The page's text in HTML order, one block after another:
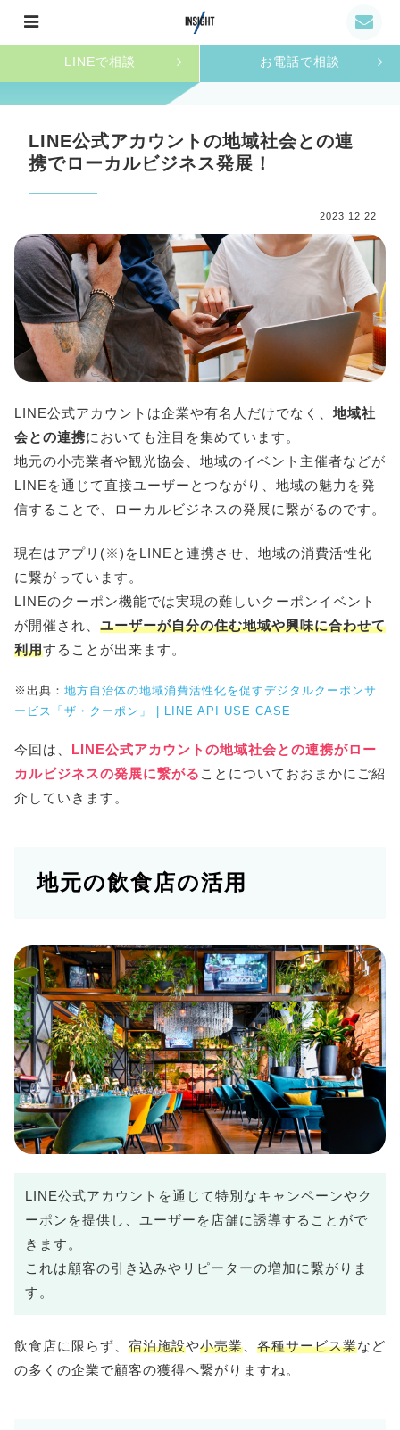
LINEで相談 お電話で相談
LINE公式アカウントの地域社会との連
携でローカルビジネス発展！
2023.12.22
LINE公式アカウントは企業や有名人だけでなく、 地域社
会との連携においても注目を集めています。
地元の小売業者や観光協会、地域のイベント主催者などが
LINEを通じて直接ユーザーとつながり、地域の魅力を発
信することで、ローカルビジネスの発展に繋がるのです。
現在はアプリ(※)をLINEと連携させ、地域の消費活性化
に繋がっています。
LINEのクーポン機能では実現の難しいクーポンイベント
が開催され、 ユーザーが自分の住む地域や興味に合わせて
利用することが出来ます。
※出典： 地方自治体の地域消費活性化を促すデジタルクーポンサ
ービス「ザ・クーポン」 | LINE API USE CASE
今回は、 LINE公式アカウントの地域社会との連携がロー
カルビジネスの発展に繋がる ことについておおまかにご紹
介していきます。
地元の飲食店の活用
LINE公式アカウントを通じて特別なキャンペーンやク
ーポンを提供し、ユーザーを店舗に誘導することがで
きます。
これは顧客の引き込みやリピーターの増加に繋がりま
す。
飲食店に限らず、 宿泊施設や小売業、 各種サービス業など
の多くの企業で顧客の獲得へ繋がりますね。